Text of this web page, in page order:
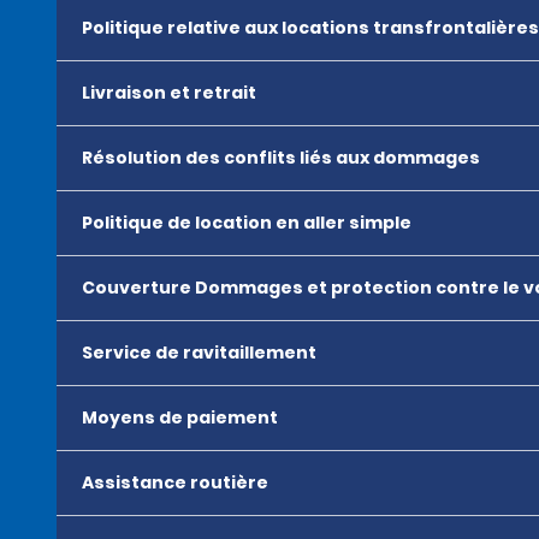
Politique relative aux locations transfrontalières
Livraison et retrait
Résolution des conflits liés aux dommages
Politique de location en aller simple
Couverture Dommages et protection contre le
Service de ravitaillement
Moyens de paiement
Assistance routière